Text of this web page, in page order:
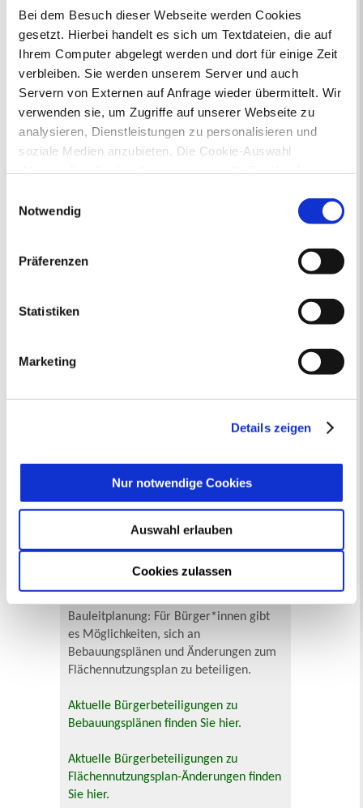
Bei dem Besuch dieser Webseite werden Cookies
gesetzt. Hierbei handelt es sich um Textdateien, die auf
Ihrem Computer abgelegt werden und dort für einige Zeit
verbleiben. Sie werden unserem Server und auch
Servern von Externen auf Anfrage wieder übermittelt. Wir
verwenden sie, um Zugriffe auf unserer Webseite zu
analysieren, Dienstleistungen zu personalisieren und
soziale Medien anzubieten. Die Cookie-Auswahl
Drittländern (USA) mit unzureichendem
Datenschutzniveau verarbeiten. Es besteht die Gefahr,
dass diese zu Kontroll- und Überwachungszwecken von
anderen missbraucht werden, ohne dass Sie sich mit
Arten von Cookies genau gesetzt werden, wie lang sie
gespeichert werden, von wem sie gesetzt wurden und
„Details anzeigen“ erfahren oder der
getroffene Auswahl der gewünschten Cookies kann
jederzeit mit Wirkung für die Zukunft angepasst oder
Notwendig
Präferenzen
Statistiken
Marketing
Details zeigen
Cookies zulassen
Auswahl erlauben
Nur notwendige Cookies
Veranstaltungskalender
August 2026
< Juli
September >
Fr
So
3
4 5 6 7 8
9
10
11 12 13 14 15
16
In Recklinghausen gibt es verschiedene
Ikonen-Museum und die
Kunsthalle.Mehr
Bürgerbeteiligung
Online-Beteiligungsportal der
Bauleitplanung: Für Bürger*innen gibt
es Möglichkeiten, sich an
Bebauungsplänen und Änderungen zum
Flächennutzungsplan zu beteiligen.
Aktuelle Bürgerbeteiligungen zu
Bebauungsplänen finden Sie hier.
Aktuelle Bürgerbeteiligungen zu
Flächennutzungsplan-Änderungen finden
Sie hier.